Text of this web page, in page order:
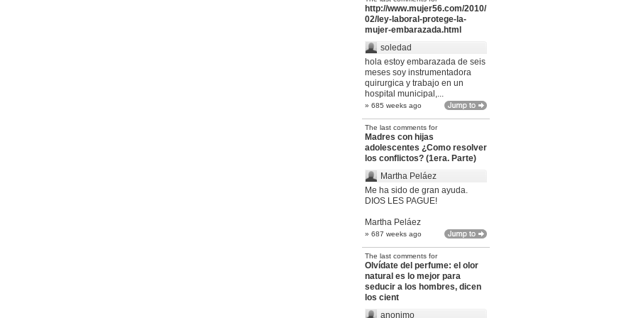
http://www.mujer56.com/2010/
02/ley-laboral-protege-la-
mujer-embarazada.html
soledad
hola estoy embarazada de seis
meses soy instrumentadora
quirurgica y trabajo en un
hospital municipal,...
» 685 weeks ago
The last comments for
Madres con hijas
adolescentes ¿Como resolver
los conflictos? (1era. Parte)
Martha Peláez
Me ha sido de gran ayuda.
DIOS LES PAGUE!
Martha Peláez
» 687 weeks ago
The last comments for
Olvídate del perfume: el olor
natural es lo mejor para
seducir a los hombres, dicen
los cient
anonimo